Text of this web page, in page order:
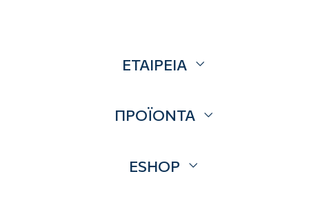
ΕΤΑΙΡΕΙΑ
Επικοινωνία
ΠΡΟΪΟΝΤΑ
Brands
ESHOP